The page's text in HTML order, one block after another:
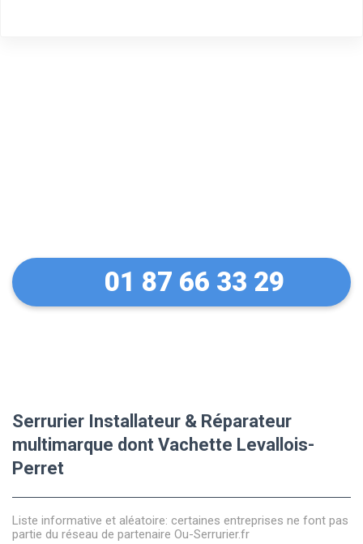
01 87 66 33 29
Serrurier Installateur & Réparateur
multimarque dont Vachette Levallois-
Perret
Liste informative et aléatoire: certaines entreprises ne font pas
partie du réseau de partenaire Ou-Serrurier.fr